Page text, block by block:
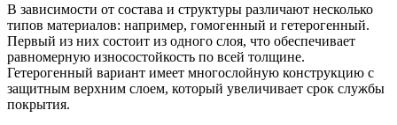
В зависимости от состава и структуры различают несколько
типов материалов: например, гомогенный и гетерогенный.
Первый из них состоит из одного слоя, что обеспечивает
равномерную износостойкость по всей толщине.
Гетерогенный вариант имеет многослойную конструкцию с
защитным верхним слоем, который увеличивает срок службы
покрытия.